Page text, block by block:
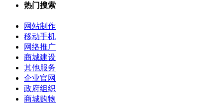
热门搜索
网站制作
移动手机
网络推广
商城建设
其他服务
企业官网
政府组织
商城购物